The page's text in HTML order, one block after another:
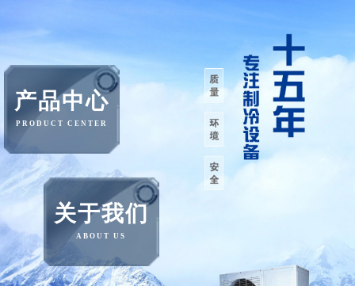
产品中心
PRODUCT CENTER
关于我们
ABOUT US